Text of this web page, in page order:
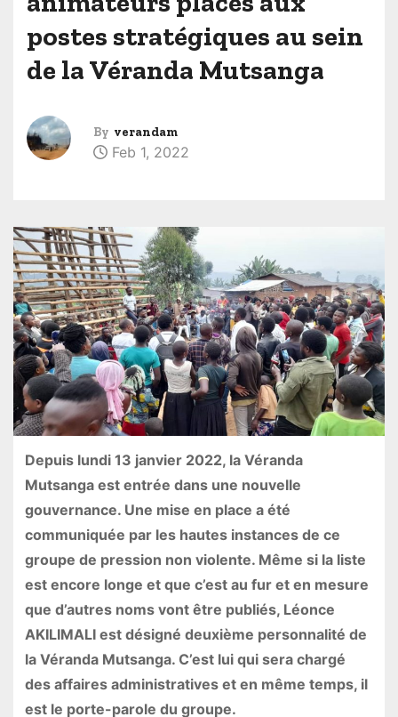
postes stratégiques au sein
de la Véranda Mutsanga
By verandam
Feb 1, 2022
Depuis lundi 13 janvier 2022, la Véranda
Mutsanga est entrée dans une nouvelle
gouvernance. Une mise en place a été
communiquée par les hautes instances de ce
groupe de pression non violente. Même si la liste
est encore longe et que c’est au fur et en mesure
que d’autres noms vont être publiés, Léonce
AKILIMALI est désigné deuxième personnalité de
la Véranda Mutsanga. C’est lui qui sera chargé
des affaires administratives et en même temps, il
est le porte-parole du groupe.